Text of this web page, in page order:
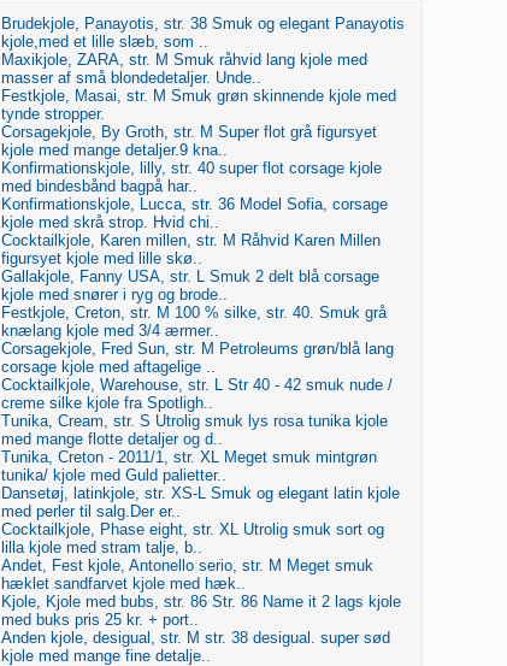
Brudekjole, Panayotis, str. 38 Smuk og elegant Panayotis
kjole,med et lille slæb, som ..
Maxikjole, ZARA, str. M Smuk råhvid lang kjole med
masser af små blondedetaljer. Unde..
Festkjole, Masai, str. M Smuk grøn skinnende kjole med
tynde stropper.
Corsagekjole, By Groth, str. M Super flot grå figursyet
kjole med mange detaljer.9 kna..
Konfirmationskjole, lilly, str. 40 super flot corsage kjole
med bindesbånd bagpå har..
Konfirmationskjole, Lucca, str. 36 Model Sofia, corsage
kjole med skrå strop. Hvid chi..
Cocktailkjole, Karen millen, str. M Råhvid Karen Millen
figursyet kjole med lille skø..
Gallakjole, Fanny USA, str. L Smuk 2 delt blå corsage
kjole med snører i ryg og brode..
Festkjole, Creton, str. M 100 % silke, str. 40. Smuk grå
knælang kjole med 3/4 ærmer..
Corsagekjole, Fred Sun, str. M Petroleums grøn/blå lang
corsage kjole med aftagelige ..
Cocktailkjole, Warehouse, str. L Str 40 - 42 smuk nude /
creme silke kjole fra Spotligh..
Tunika, Cream, str. S Utrolig smuk lys rosa tunika kjole
med mange flotte detaljer og d..
Tunika, Creton - 2011/1, str. XL Meget smuk mintgrøn
tunika/ kjole med Guld palietter..
Dansetøj, latinkjole, str. XS-L Smuk og elegant latin kjole
med perler til salg.Der er..
Cocktailkjole, Phase eight, str. XL Utrolig smuk sort og
lilla kjole med stram talje, b..
Andet, Fest kjole, Antonello serio, str. M Meget smuk
hæklet sandfarvet kjole med hæk..
Kjole, Kjole med bubs, str. 86 Str. 86 Name it 2 lags kjole
med buks pris 25 kr. + port..
Anden kjole, desigual, str. M str. 38 desigual. super sød
kjole med mange fine detalje..